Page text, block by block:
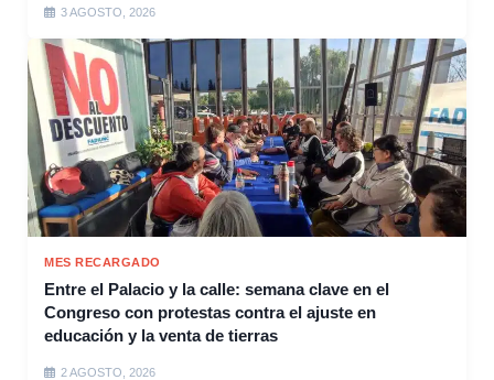
3 AGOSTO, 2026
MES RECARGADO
Entre el Palacio y la calle: semana clave en el
Congreso con protestas contra el ajuste en
educación y la venta de tierras
2 AGOSTO, 2026